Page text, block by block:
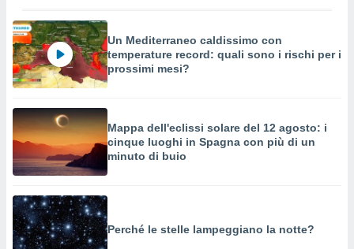
Un Mediterraneo caldissimo con
temperature record: quali sono i rischi per i
prossimi mesi?
Mappa dell'eclissi solare del 12 agosto: i
cinque luoghi in Spagna con più di un
minuto di buio
Perché le stelle lampeggiano la notte?